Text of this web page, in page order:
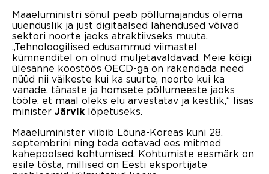
Maaeluministri sõnul peab põllumajandus olema
uuenduslik ja just digitaalsed lahendused võivad
sektori noorte jaoks atraktiivseks muuta.
„Tehnoloogilised edusammud viimastel
kümnenditel on olnud muljetavaldavad. Meie kõigi
ülesanne koostöös OECD-ga on rakendada need
nüüd nii väikeste kui ka suurte, noorte kui ka
vanade, tänaste ja homsete põllumeeste jaoks
tööle, et maal oleks elu arvestatav ja kestlik,“ lisas
minister Järvik lõpetuseks.
Maaeluminister viibib Lõuna-Koreas kuni 28.
septembrini ning teda ootavad ees mitmed
kahepoolsed kohtumised. Kohtumiste eesmärk on
esile tõsta, millised on Eesti eksportijate